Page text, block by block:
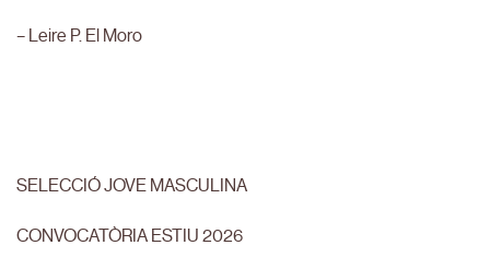
– Leire P. El Moro
SELECCIÓ JOVE MASCULINA
CONVOCATÒRIA ESTIU 2026